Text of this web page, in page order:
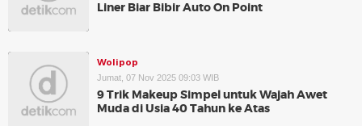
Liner Biar Bibir Auto On Point
Wolipop
Jumat, 07 Nov 2025 09:03 WIB
9 Trik Makeup Simpel untuk Wajah Awet
Muda di Usia 40 Tahun ke Atas